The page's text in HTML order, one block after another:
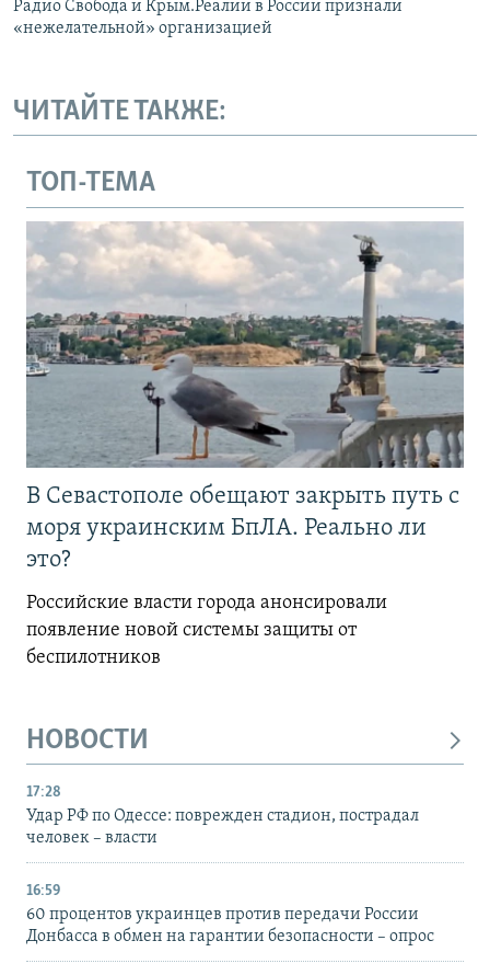
Радио Свобода и Крым.Реалии в России признали
«нежелательной» организацией
ЧИТАЙТЕ ТАКЖЕ:
ТОП-ТЕМА
В Севастополе обещают закрыть путь с
моря украинским БпЛА. Реально ли
это?
Российские власти города анонсировали
появление новой системы защиты от
беспилотников
НОВОСТИ
17:28
Удар РФ по Одессе: поврежден стадион, пострадал
человек – власти
16:59
60 процентов украинцев против передачи России
Донбасса в обмен на гарантии безопасности – опрос